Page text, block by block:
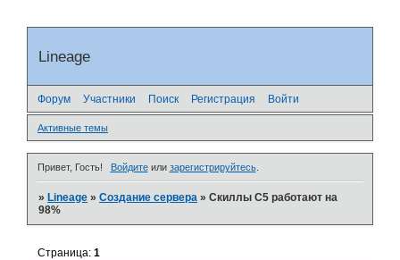
Lineage
Форум Участники Поиск Регистрация Войти
Активные темы
Привет, Гость! Войдитеили зарегистрируйтесь.
»Lineage »Создание сервера »Скиллы С5 работают на
98%
Страница:1